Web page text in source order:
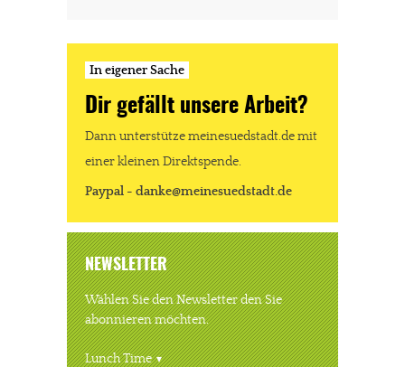
In eigener Sache
Dir gefällt unsere Arbeit?
Dann unterstütze meinesuedstadt.de mit
einer kleinen Direktspende.
Paypal - danke@meinesuedstadt.de
NEWSLETTER
Wählen Sie den Newsletter den Sie
abonnieren möchten.
Lunch Time